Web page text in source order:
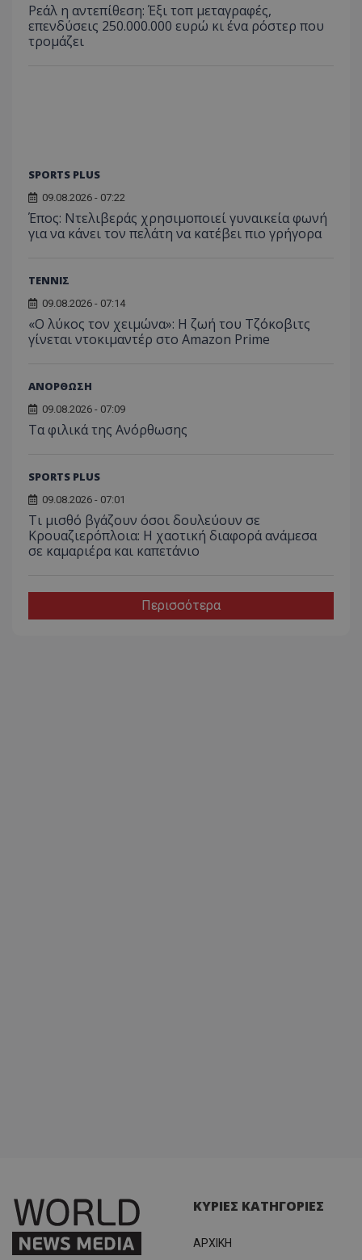
Ρεάλ η αντεπίθεση: Έξι τοπ μεταγραφές,
επενδύσεις 250.000.000 ευρώ κι ένα ρόστερ που
τρομάζει
SPORTS PLUS
09.08.2026 - 07:22
Έπος: Ντελιβεράς χρησιμοποιεί γυναικεία φωνή
για να κάνει τον πελάτη να κατέβει πιο γρήγορα
ΤΕΝΝΙΣ
09.08.2026 - 07:14
«Ο λύκος τον χειμώνα»: Η ζωή του Τζόκοβιτς
γίνεται ντοκιμαντέρ στο Amazon Prime
ΑΝΟΡΘΩΣΗ
09.08.2026 - 07:09
Τα φιλικά της Ανόρθωσης
SPORTS PLUS
09.08.2026 - 07:01
Τι μισθό βγάζουν όσοι δουλεύουν σε
Κρουαζιερόπλοια: Η χαοτική διαφορά ανάμεσα
σε καμαριέρα και καπετάνιο
Περισσότερα
ΚΥΡΙΕΣ ΚΑΤΗΓΟΡΙΕΣ
ΑΡΧΙΚΗ